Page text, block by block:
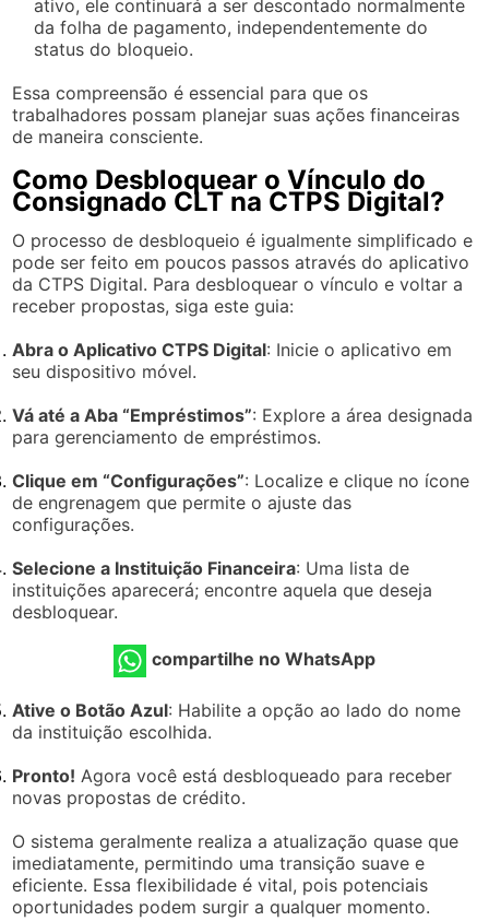
ativo, ele continuará a ser descontado normalmente
da folha de pagamento, independentemente do
status do bloqueio.
Essa compreensão é essencial para que os
trabalhadores possam planejar suas ações financeiras
de maneira consciente.
Como Desbloquear o Vínculo do
Consignado CLT na CTPS Digital?
O processo de desbloqueio é igualmente simplificado e
pode ser feito em poucos passos através do aplicativo
da CTPS Digital. Para desbloquear o vínculo e voltar a
receber propostas, siga este guia:
Abra o Aplicativo CTPS Digital: Inicie o aplicativo em
seu dispositivo móvel.
Vá até a Aba “Empréstimos”: Explore a área designada
para gerenciamento de empréstimos.
Clique em “Configurações”: Localize e clique no ícone
de engrenagem que permite o ajuste das
configurações.
Selecione a Instituição Financeira: Uma lista de
instituições aparecerá; encontre aquela que deseja
desbloquear.
compartilhe no WhatsApp
Ative o Botão Azul: Habilite a opção ao lado do nome
da instituição escolhida.
Pronto! Agora você está desbloqueado para receber
novas propostas de crédito.
O sistema geralmente realiza a atualização quase que
imediatamente, permitindo uma transição suave e
eficiente. Essa flexibilidade é vital, pois potenciais
oportunidades podem surgir a qualquer momento.